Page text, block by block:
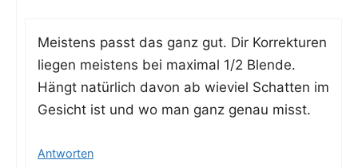
Meis­tens passt das ganz gut. Dir Kor­rek­tu­ren
lie­gen meis­tens bei maxi­mal 1/2 Blen­de.
Hängt natür­lich davon ab wie­viel Schat­ten im
Gesicht ist und wo man ganz genau misst.
Antworten